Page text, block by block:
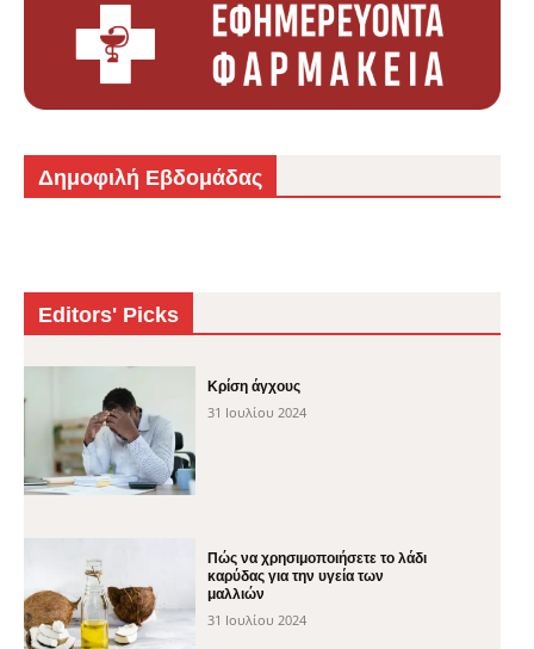
Δημοφιλή Εβδομάδας
Editors' Picks
Κρίση άγχους
31 Ιουλίου 2024
Πώς να χρησιμοποιήσετε το λάδι
καρύδας για την υγεία των
μαλλιών
31 Ιουλίου 2024